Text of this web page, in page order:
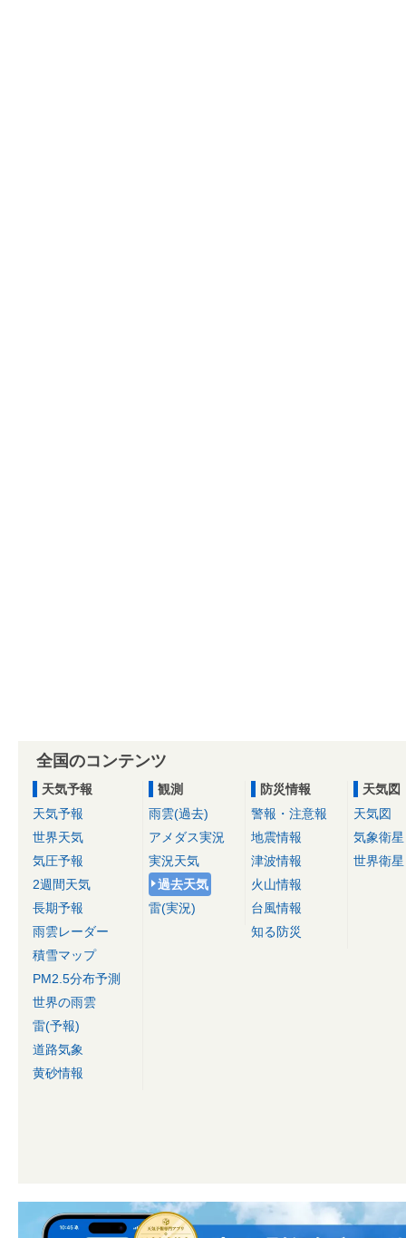
全国のコンテンツ
天気予報
天気予報
世界天気
気圧予報
2週間天気
長期予報
雨雲レーダー
積雪マップ
PM2.5分布予測
世界の雨雲
雷(予報)
道路気象
黄砂情報
観測
雨雲(過去)
アメダス実況
実況天気
過去天気
雷(実況)
防災情報
警報・注意報
地震情報
津波情報
火山情報
台風情報
知る防災
天気図
天気図
気象衛星
世界衛星